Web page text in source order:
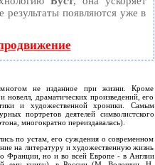
результаты появляются уже в
многом не изданное при жизни. Кроме
новелл, драматических произведений, его
и художественной хроники. Самым
портретов деятелей символистского
многократно переиздавалась).
по устам, его суждения о современном
на литературу и художественную жизнь
Франции, но и во всей Европе - в Англии